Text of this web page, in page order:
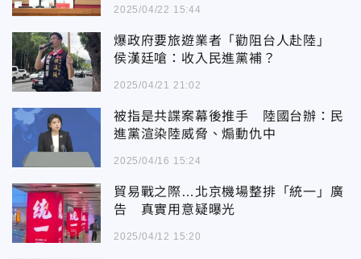
2025/04/22 15:44
爆政府要旅遊業者「勸阻台人赴陸」
侯漢廷嗆：收入民進黨補？
2025/04/21 21:02
被指是共諜案幕後推手 陸國台辦：民
進黨渲染陸威脅、煽動仇中
2025/04/16 15:24
貿易戰之際…北京機場整排「統一」廣
告 真實用意疑曝光
2025/04/12 15:20